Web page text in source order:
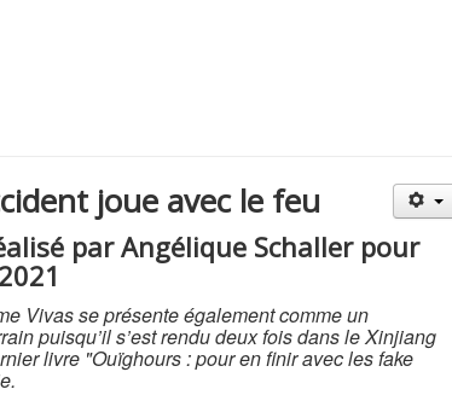
joue avec le feu
parAngélique Schaller pour
Vivas se présente également comme un
puisqu’il s’est rendu deux fois dans le Xinjiang
livre "Ouïghours : pour en finir avec les fake